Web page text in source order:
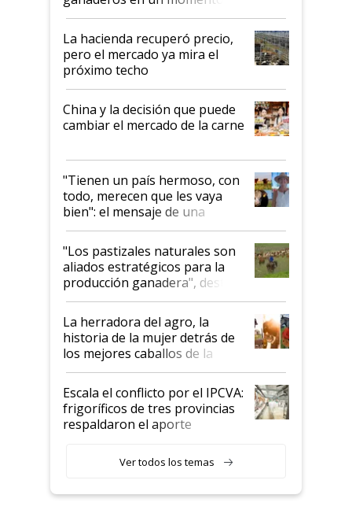
histórico para la actividad
La hacienda recuperó precio,
pero el mercado ya mira el
próximo techo
China y la decisión que puede
cambiar el mercado de la carne
"Tienen un país hermoso, con
todo, merecen que les vaya
bien": el mensaje de una
ganadera uruguaya sobre las
oportunidades que se abren
para el agro en Argentina, con
foco en la carne
"Los pastizales naturales son
aliados estratégicos para la
producción ganadera", destaca
la iniciativa que ya reúne a 46
establecimientos en Argentina
La herradora del agro, la
historia de la mujer detrás de
los mejores caballos de la
Argentina y los mitos que
todavía hacen sufrir a estos
animales: "Mientras me
descalificaban, yo seguí
haciendo currículum"
Escala el conflicto por el IPCVA:
frigoríficos de tres provincias
respaldaron el aporte
Ver todos los temas